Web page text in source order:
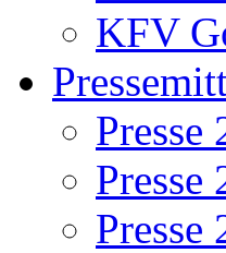
KFV
Presse
Presse
Presse